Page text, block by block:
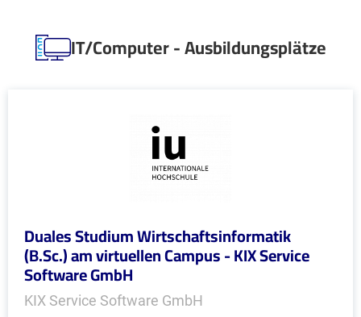
IT/Computer - Ausbildungsplätze
Duales Studium Wirtschaftsinformatik
(B.Sc.) am virtuellen Campus - KIX Service
Software GmbH
KIX Service Software GmbH